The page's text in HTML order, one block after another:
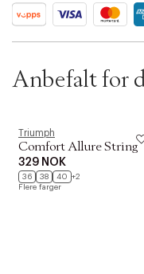
SKU: S13333635
ID: BKIU41-008V
Anbefalt for
Triumph
Comfort Allure String
329 NOK
36 38 40 +2
Flere farger